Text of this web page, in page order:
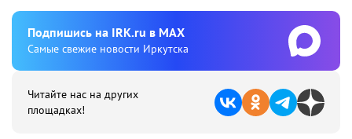
Подпишиcь на IRK.ru в MAX
Cамые свежие новости Иркутска
Читайте нас на других
площадках!